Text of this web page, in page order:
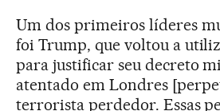
Um dos primeiros líderes
foi Trump, que voltou a
para justificar seu decreto
atentado em Londres
terrorista perdedor. Essas